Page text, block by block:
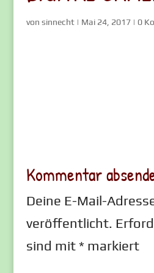
von sinnecht| Mai 24, 2017| 0
Kommentar
Deine E-Mail-
veröffentlicht.
sind mit* markiert